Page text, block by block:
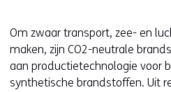
Om zwaar transport, zee- en
maken, zijn CO2-neutrale
aan productietechnologie voor
synthetische brandstoffen. Uit